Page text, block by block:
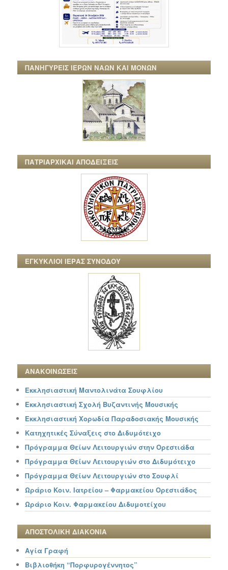
ΠΑΝΗΓΥΡΕΙΣ ΙΕΡΩΝ ΝΑΩΝ ΚΑΙ ΜΟΝΩΝ
ΠΑΤΡΙΑΡΧΙΚΑΙ ΑΠΟΔΕΙΞΕΙΣ
ΕΓΚΥΚΛΙΟΙ ΙΕΡΑΣ ΣΥΝΟΔΟΥ
ΑΝΑΚΟΙΝΩΣΕΙΣ
Εκκλησιαστική Μαντολινάτα Σουφλίου
Εκκλησιαστική Σχολή Βυζαντινής Μουσικής
Εκκλησιαστική Χορωδία Παραδοσιακής Μουσικής
Κατηχητικές Σύναξεις στο Διδυμότειχο
Πρόγραμμα Θείων Λειτουργιών στην Ορεστιάδα
Πρόγραμμα Θείων Λειτουργιών στο Διδυμότειχο
Πρόγραμμα Θείων Λειτουργιών στο Σουφλί
Ωράριο Κοιν. Ιατρείου – Φαρμακείου Ορεστιάδος
Ωράριο Κοιν. Φαρμακείου Διδυμοτείχου
ΑΠΟΣΤΟΛΙΚΗ ΔΙΑΚΟΝΙΑ
Αγία Γραφή
Βιβλιοθήκη “Πορφυρογέννητος”